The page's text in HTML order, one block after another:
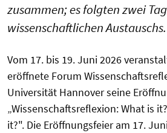
zusammen; es folgten zwei
wissenschaftlichen Austauschs.
Vom 17. bis 19. Juni 2026
eröffnete Forum
Universität Hannover seine
„Wissenschaftsreflexion: What is
it?". Die Eröffnungsfeier am 17.